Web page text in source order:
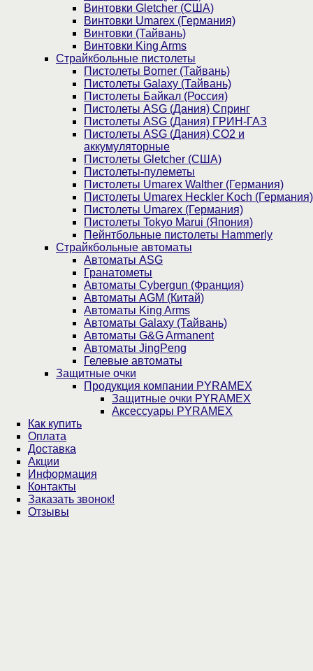
Винтовки Gletcher (США)
Винтовки Umarex (Германия)
Винтовки (Тайвань)
Винтовки King Arms
Страйкбольные пистолеты
Пистолеты Borner (Тайвань)
Пистолеты Galaxy (Тайвань)
Пистолеты Байкал (Россия)
Пистолеты ASG (Дания) Спринг
Пистолеты ASG (Дания) ГРИН-ГАЗ
Пистолеты ASG (Дания) CO2 и
аккумуляторные
Пистолеты Gletcher (США)
Пистолеты-пулеметы
Пистолеты Umarex Walther (Германия)
Пистолеты Umarex Heckler Koch (Германия)
Пистолеты Umarex (Германия)
Пистолеты Tokyo Marui (Япония)
Пейнтбольные пистолеты Hammerly
Страйкбольные автоматы
Автоматы ASG
Гранатометы
Автоматы Cybergun (Франция)
Автоматы AGM (Китай)
Автоматы King Arms
Автоматы Galaxy (Тайвань)
Автоматы G&G Armanent
Автоматы JingPeng
Гелевые автоматы
Защитные очки
Продукция компании PYRAMEX
Защитные очки PYRAMEX
Аксессуары PYRAMEX
Как купить
Оплата
Доставка
Акции
Информация
Контакты
Заказать звонок!
Отзывы